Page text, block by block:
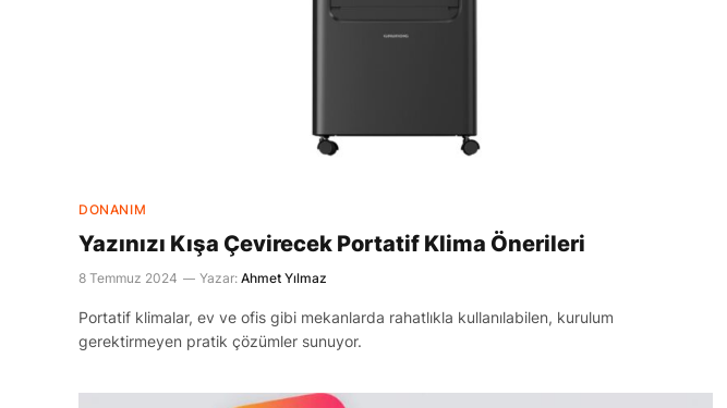
DONANIM
Yazınızı Kışa Çevirecek Portatif Klima Önerileri
8 Temmuz 2024 Yazar: Ahmet Yılmaz
Portatif klimalar, ev ve ofis gibi mekanlarda rahatlıkla kullanılabilen, kurulum
gerektirmeyen pratik çözümler sunuyor.